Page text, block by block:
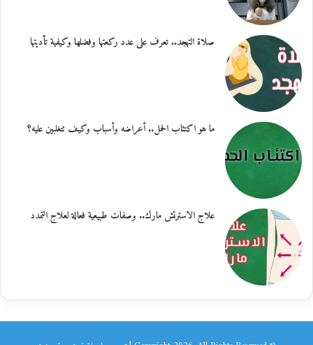
صلاة التهجد.. تعرف على عدد ركعتها وفضلها وكيفية تأديتها
ما هو اكتئاب الحمل.. أعراضه وأسباب وكيف تتغلبين عليه؟
علاج الاسترتش مارك.. وصفات طبيعية فعالة لعلاج التمدد